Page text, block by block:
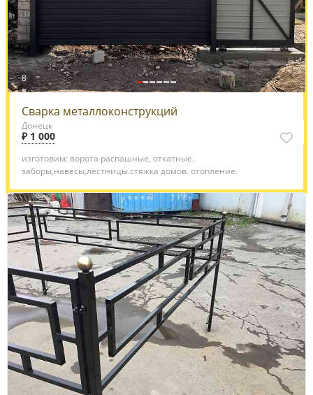
8
Сварка металлоконструкций
Донецк
₽ 1 000
изготовим: ворота распашные, откатные.
заборы,навесы,лестницы.стяжка домов. отопление.